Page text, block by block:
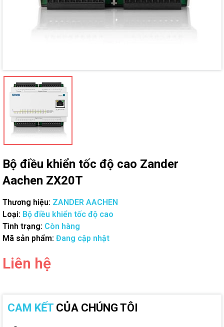
Bộ điều khiển tốc độ cao Zander
Aachen ZX20T
Thương hiệu: ZANDER AACHEN
Loại: Bộ điều khiển tốc độ cao
Tình trạng: Còn hàng
Mã sản phẩm: Đang cập nhật
Liên hệ
CAM KẾT CỦA CHÚNG TÔI